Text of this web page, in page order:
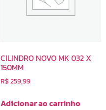
CILINDRO NOVO MK 032 X
150MM
R$259,99
Adicionar ao carrinho